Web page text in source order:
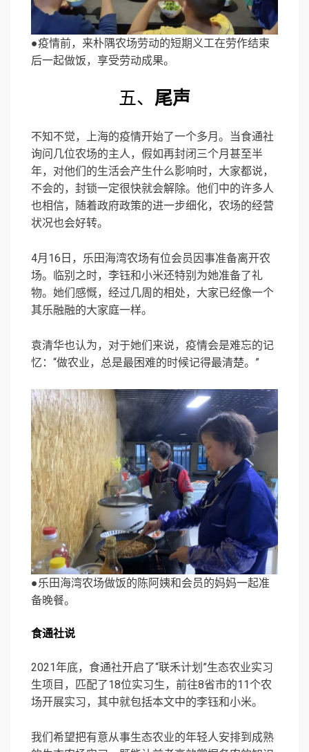
●疫情前，来朴隅农场劳动的短期义工在劳作结束
后一起做饭，享受劳动成果。
五、 尾声
不知不觉，上海的疫情开始了一个多月。当食通社
询问几位农场的主人，假如再封闭三个月甚至半
年，对他们的生活会产生什么影响时，大家都说，
不会的，封锁一定很快就会解除。他们中的许多人
也相信，随着政府政策的进一步细化，农场的经营
状况也会好转。
4月16日，乐田海湾农场有位会员因事准备离开农
场。临别之时，李钰和小米还特别为她准备了礼
物。她们感慨，经过几周的相处，大家已经像一个
其乐融融的大家庭一样。
袁清华也认为，对于她们来说，疫情会是难忘的记
忆：“做农业，总是最困难的时候记得最清楚。”
●乐田海湾农场做饭的陈阿姨和会员的妈妈一起准
备晚餐。
食通社说
2021年底，食通社开启了“联禾计划”生态农业实习
生项目，匹配了18位实习生，前往8省市的11个农
场开展实习，其中就包括本文中的李钰和小米。
我们希望把有意从事生态农业的年轻人安排到成熟